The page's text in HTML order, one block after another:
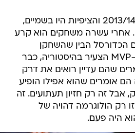
רוז חזר סוף סוף ב-2013/14 והציפיות היו בשמיים,
אחרי עשרה משחקים הוא קרע
הכדורסל הבין שהשחקן
המבריק מ-2011, ה-MVP הצעיר בהיסטוריה, כבר
שהם עדיין רואים את דרק
אומרים שהוא אפילו הופיע
אבל זה רק חזיון תעתועים. זה
רק הולוגרמה דהויה של
היה פעם.